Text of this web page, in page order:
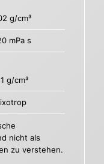
g/cm³
mPa s
g/cm³
nicht als
zu verstehen.